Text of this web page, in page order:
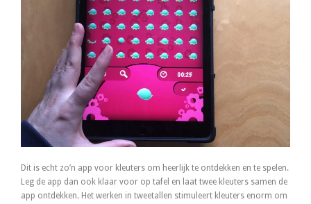
Dit is echt zo’n app voor kleuters om heerlijk te ontdekken en te spelen.
Leg de app dan ook klaar voor op tafel en laat twee kleuters samen de
app ontdekken. Het werken in tweetallen stimuleert kleuters enorm om